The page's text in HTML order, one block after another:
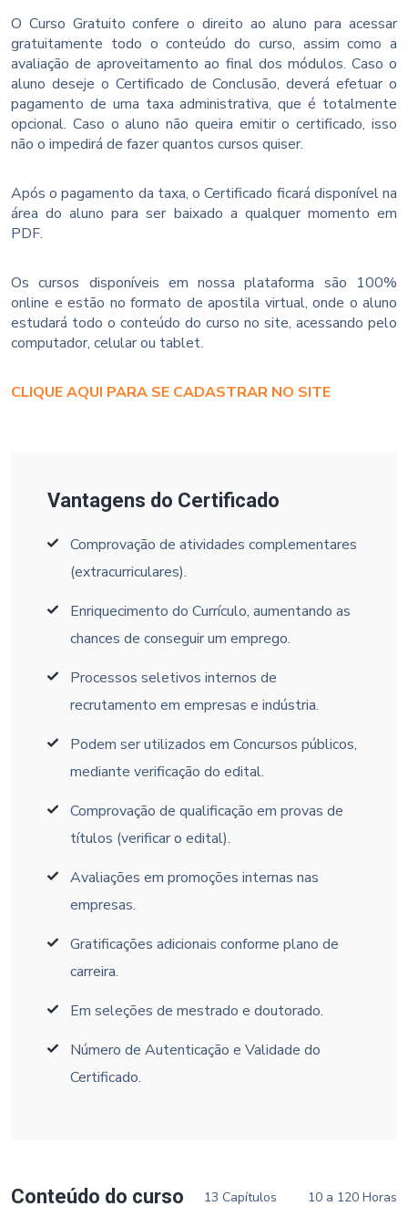
O Curso Gratuito confere o direito ao aluno para acessar
gratuitamente todo o conteúdo do curso, assim como a
avaliação de aproveitamento ao final dos módulos. Caso o
aluno deseje o Certificado de Conclusão, deverá efetuar o
pagamento de uma taxa administrativa, que é totalmente
opcional. Caso o aluno não queira emitir o certificado, isso
não o impedirá de fazer quantos cursos quiser.
Após o pagamento da taxa, o Certificado ficará disponível na
área do aluno para ser baixado a qualquer momento em
PDF.
Os cursos disponíveis em nossa plataforma são 100%
online e estão no formato de apostila virtual, onde o aluno
estudará todo o conteúdo do curso no site, acessando pelo
computador, celular ou tablet.
CLIQUE AQUI PARA SE CADASTRAR NO SITE
Vantagens do Certificado
Comprovação de atividades complementares
(extracurriculares).
Enriquecimento do Currículo, aumentando as
chances de conseguir um emprego.
Processos seletivos internos de
recrutamento em empresas e indústria.
Podem ser utilizados em Concursos públicos,
mediante verificação do edital.
Comprovação de qualificação em provas de
títulos (verificar o edital).
Avaliações em promoções internas nas
empresas.
Gratificações adicionais conforme plano de
carreira.
Em seleções de mestrado e doutorado.
Número de Autenticação e Validade do
Certificado.
Conteúdo do curso 13 Capítulos 10 a 120 Horas